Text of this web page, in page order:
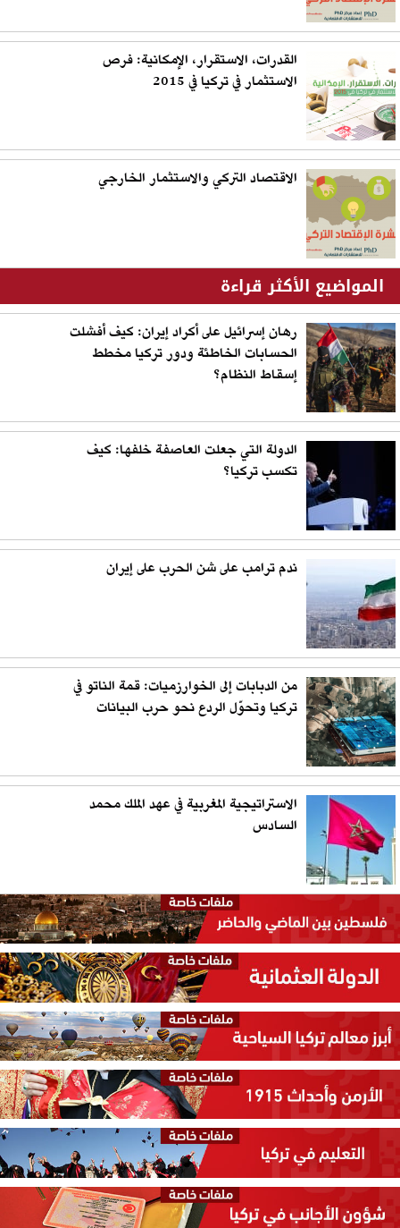
القدرات، الاستقرار، الإمكانية: فرص
الاستثمار في تركيا في 2015
الاقتصاد التركي والاستثمار الخارجي
المواضيع الأكثر قراءة
رهان إسرائيل على أكراد إيران: كيف أفشلت
الحسابات الخاطئة ودور تركيا مخطط
إسقاط النظام؟
الدولة التي جعلت العاصفة خلفها: كيف
تكسب تركيا؟
ندم ترامب على شن الحرب على إيران
من الدبابات إلى الخوارزميات: قمة الناتو في
تركيا وتحوّل الردع نحو حرب البيانات
الاستراتيجية المغربية في عهد الملك محمد
السادس